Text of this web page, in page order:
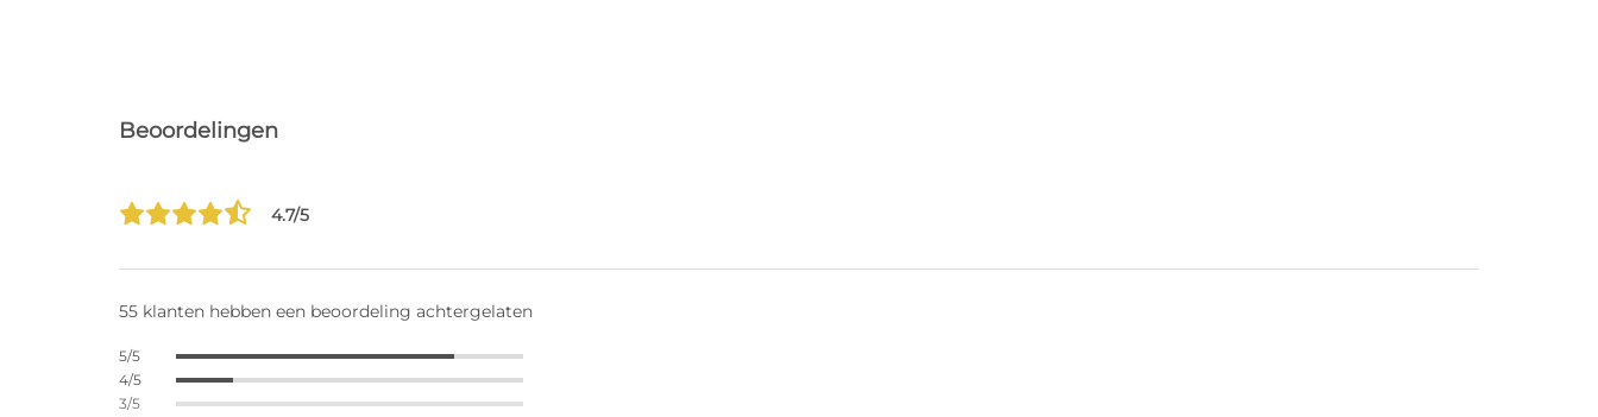
Beoordelingen
4.7/5
55 klanten hebben een beoordeling achtergelaten
5/5
4/5
3/5